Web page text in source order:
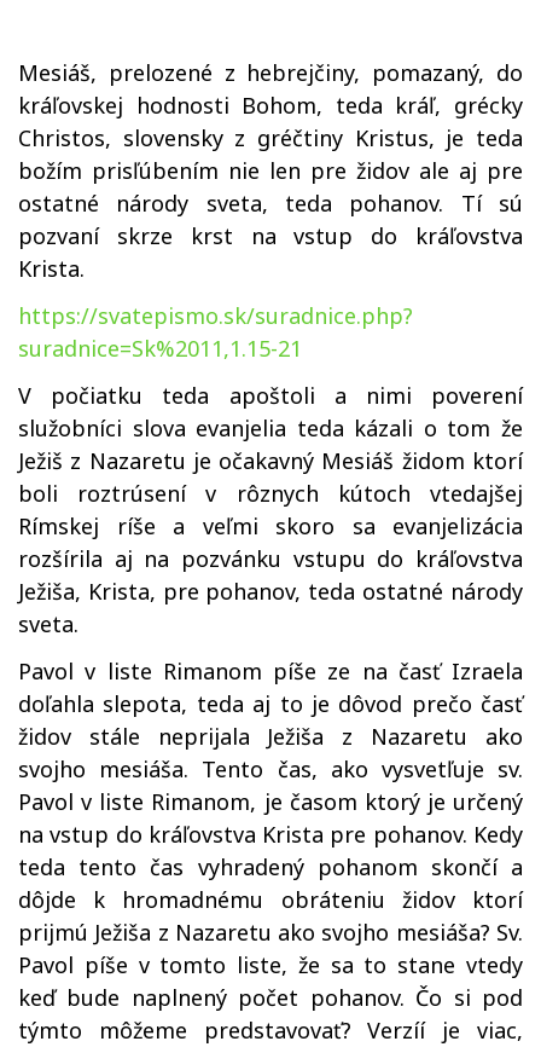
Mesiáš, prelozené z hebrejčiny, pomazaný, do
kráľovskej hodnosti Bohom, teda kráľ, grécky
Christos, slovensky z gréčtiny Kristus, je teda
božím prisľúbením nie len pre židov ale aj pre
ostatné národy sveta, teda pohanov. Tí sú
pozvaní skrze krst na vstup do kráľovstva
Krista.
https://svatepismo.sk/suradnice.php?
suradnice=Sk%2011,1.15-21
V počiatku teda apoštoli a nimi poverení
služobníci slova evanjelia teda kázali o tom že
Ježiš z Nazaretu je očakavný Mesiáš židom ktorí
boli roztrúsení v rôznych kútoch vtedajšej
Rímskej ríše a veľmi skoro sa evanjelizácia
rozšírila aj na pozvánku vstupu do kráľovstva
Ježiša, Krista, pre pohanov, teda ostatné národy
sveta.
Pavol v liste Rimanom píše ze na časť Izraela
doľahla slepota, teda aj to je dôvod prečo časť
židov stále neprijala Ježiša z Nazaretu ako
svojho mesiáša. Tento čas, ako vysvetľuje sv.
Pavol v liste Rimanom, je časom ktorý je určený
na vstup do kráľovstva Krista pre pohanov. Kedy
teda tento čas vyhradený pohanom skončí a
dôjde k hromadnému obráteniu židov ktorí
prijmú Ježiša z Nazaretu ako svojho mesiáša? Sv.
Pavol píše v tomto liste, že sa to stane vtedy
keď bude naplnený počet pohanov. Čo si pod
týmto môžeme predstavovať? Verzíí je viac,